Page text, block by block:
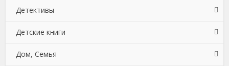
Бухучет, налогообложение, аудит
Делопроизводство
Зарубежная деловая литература
Боевики: Прочее
Криминальные боевики
Триллеры
Детективы
Зарубежные детективы
Иронические детективы
Детские книги
Детская проза
Дом, Семья